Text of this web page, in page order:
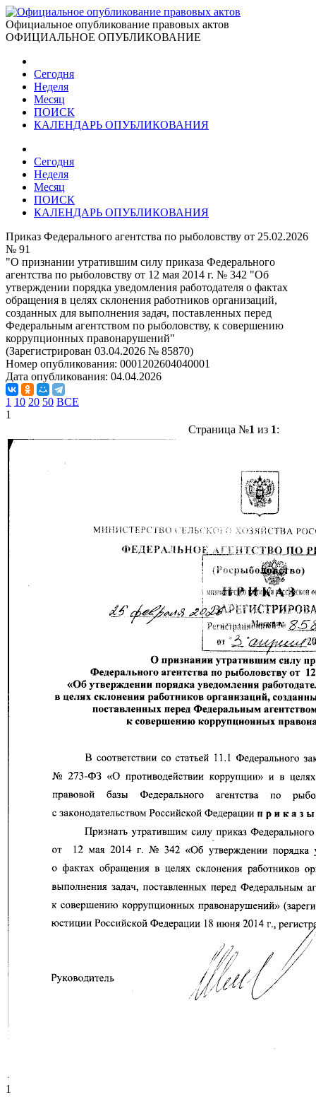
Официальное опубликование правовых актов
ОФИЦИАЛЬНОЕ ОПУБЛИКОВАНИЕ
Сегодня
Неделя
Месяц
ПОИСК
КАЛЕНДАРЬ ОПУБЛИКОВАНИЯ
Сегодня
Неделя
Месяц
ПОИСК
КАЛЕНДАРЬ ОПУБЛИКОВАНИЯ
Приказ Федерального агентства по рыболовству от 25.02.2026
№ 91
"О признании утратившим силу приказа Федерального
агентства по рыболовству от 12 мая 2014 г. № 342 "Об
утверждении порядка уведомления работодателя о фактах
обращения в целях склонения работников организаций,
созданных для выполнения задач, поставленных перед
Федеральным агентством по рыболовству, к совершению
коррупционных правонарушений"
(Зарегистрирован 03.04.2026 № 85870)
Номер опубликования: 0001202604040001
Дата опубликования: 04.04.2026
1 10 20 50 ВСЕ
1
Страница №1 из 1:
1